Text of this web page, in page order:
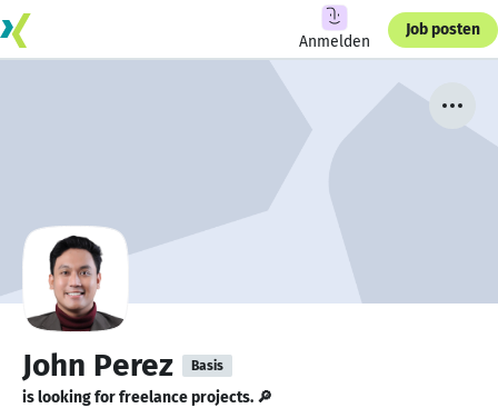
Anmelden
Job posten
John Perez Basis
is looking for freelance projects. 🔎